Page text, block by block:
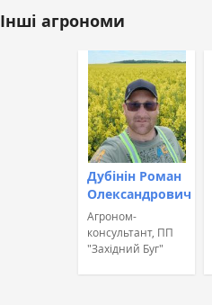
Інші агрономи
Дубінін Роман
Олександрович
Агроном-
консультант, ПП
"Західний Буг"